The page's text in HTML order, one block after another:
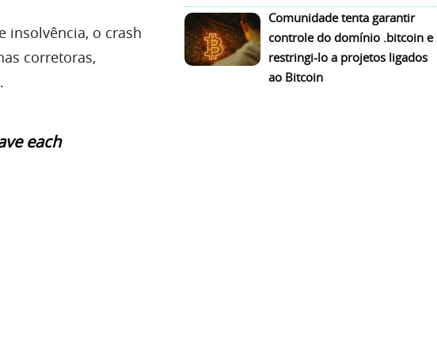
insolvência, o crash
corretoras,
each
Comunidade tenta garantir
controle do domínio .bitcoin e
restringi-lo a projetos ligados
ao Bitcoin